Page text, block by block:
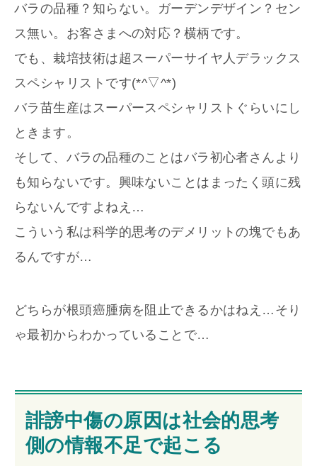
バラの品種？知らない。ガーデンデザイン？セン
ス無い。お客さまへの対応？横柄です。
でも、栽培技術は超スーパーサイヤ人デラックス
スペシャリストです(*^▽^*)
バラ苗生産はスーパースペシャリストぐらいにし
ときます。
そして、バラの品種のことはバラ初心者さんより
も知らないです。興味ないことはまったく頭に残
らないんですよねえ…
こういう私は科学的思考のデメリットの塊でもあ
るんですが…
どちらが根頭癌腫病を阻止できるかはねえ…そり
ゃ最初からわかっていることで…
誹謗中傷の原因は社会的思考
側の情報不足で起こる